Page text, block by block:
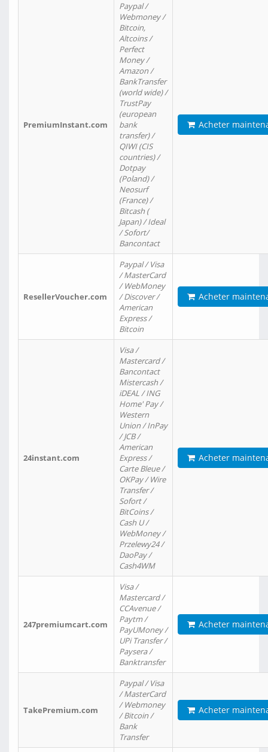
PremiumInstant.com
Paypal /
Webmoney /
Bitcoin,
Altcoins /
Perfect
Money /
Amazon /
BankTransfer
(world wide) /
TrustPay
(european
bank
transfer) /
QIWI (CIS
countries) /
Dotpay
(Poland) /
Neosurf
(France) /
Bitcash (
Japan) / Ideal
/ Sofort/
Bancontact
Acheter
ResellerVoucher.com
Paypal / Visa
/ MasterCard
/ WebMoney
/ Discover /
American
Express /
Bitcoin
Acheter
24instant.com
Visa /
Mastercard /
Bancontact
Mistercash /
iDEAL / ING
Home' Pay /
Western
Union / InPay
/ JCB /
American
Express /
Carte Bleue /
OKPay / Wire
Transfer /
Sofort /
BitCoins /
Cash U /
WebMoney /
Przelewy24 /
DaoPay /
Cash4WM
Acheter
247premiumcart.com
Visa /
Mastercard /
CCAvenue /
Paytm /
PayUMoney /
UPi Transfer /
Paysera /
Banktransfer
Acheter
TakePremium.com
Paypal / Visa
/ MasterCard
/ Webmoney
/ Bitcoin /
Bank
Transfer
Acheter